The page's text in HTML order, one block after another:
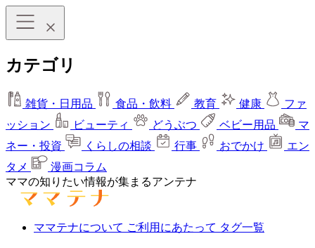
カテゴリ
雑貨・日用品 食品・飲料 教育 健康
ファ
ッション
ビューティ どうぶつ ベビー用品
マ
ネー・投資
くらしの相談 行事 おでかけ
エン
タメ
漫画コラム
ママの知りたい情報が集まるアンテナ
ママテナについて ご利用にあたって タグ一覧